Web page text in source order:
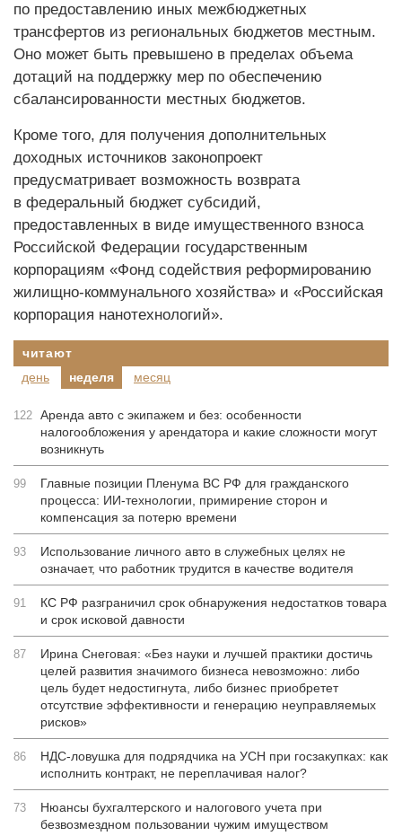
по предоставлению иных межбюджетных
трансфертов из региональных бюджетов местным.
Оно может быть превышено в пределах объема
дотаций на поддержку мер по обеспечению
сбалансированности местных бюджетов.
Кроме того, для получения дополнительных
доходных источников законопроект
предусматривает возможность возврата
в федеральный бюджет субсидий,
предоставленных в виде имущественного взноса
Российской Федерации государственным
корпорациям «Фонд содействия реформированию
жилищно-коммунального хозяйства» и «Российская
корпорация нанотехнологий».
читают
день
неделя месяц
122 Аренда авто с экипажем и без: особенности
налогообложения у арендатора и какие сложности могут
возникнуть
99
Главные позиции Пленума ВС РФ для гражданского
процесса: ИИ-технологии, примирение сторон и
компенсация за потерю времени
93
Использование личного авто в служебных целях не
означает, что работник трудится в качестве водителя
91
КС РФ разграничил срок обнаружения недостатков товара
и срок исковой давности
87
Ирина Снеговая: «Без науки и лучшей практики достичь
целей развития значимого бизнеса невозможно: либо
цель будет недостигнута, либо бизнес приобретет
отсутствие эффективности и генерацию неуправляемых
рисков»
86
НДС-ловушка для подрядчика на УСН при госзакупках: как
исполнить контракт, не переплачивая налог?
73
Нюансы бухгалтерского и налогового учета при
безвозмездном пользовании чужим имуществом